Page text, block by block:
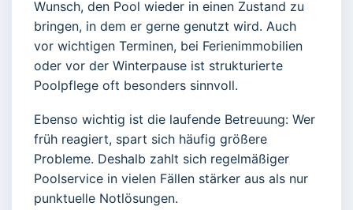
Wunsch, den Pool wieder in einen Zustand zu
bringen, in dem er gerne genutzt wird. Auch
vor wichtigen Terminen, bei Ferienimmobilien
oder vor der Winterpause ist strukturierte
Poolpflege oft besonders sinnvoll.
Ebenso wichtig ist die laufende Betreuung: Wer
früh reagiert, spart sich häufig größere
Probleme. Deshalb zahlt sich regelmäßiger
Poolservice in vielen Fällen stärker aus als nur
punktuelle Notlösungen.